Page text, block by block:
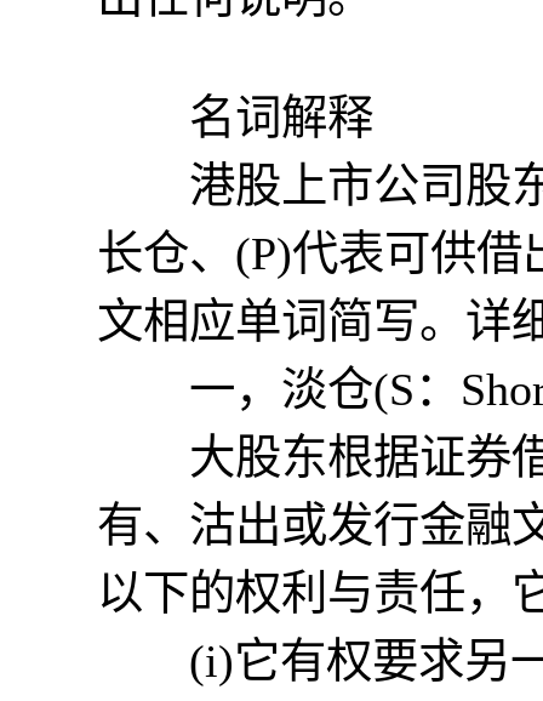
名词解释
港股上市公司股东
长仓、(P)代表可供
文相应单词简写。详
一，淡仓(S：
大股东根据证券借
有、沽出或发行金融
以下的权利与责任，
(i)它有权要求另一